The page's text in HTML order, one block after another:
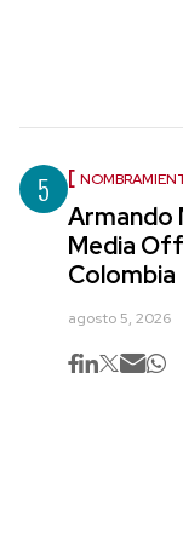
5
Armando
Media
Colombia
agosto 5, 2026